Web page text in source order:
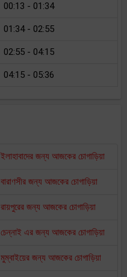
00:13 - 01:34
01:34 - 02:55
02:55 - 04:15
04:15 - 05:36
ইলাহাবাদের জন্য আজকের চোগাড়িয়া
বারাণসীর জন্য আজকের চোগাড়িয়া
রায়পুরের জন্য আজকের চোগাড়িয়া
চেন্নাই এর জন্য আজকের চোগাড়িয়া
মুম্বাইয়ের জন্য আজকের চোগাড়িয়া